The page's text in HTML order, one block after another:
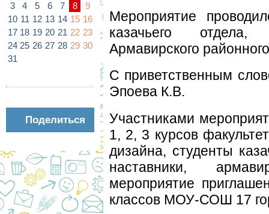
3
4 5 6 7 8
9
10 11 12 13 14 15 16
17 18 19 20 21 22 23
24 25 26 27 28 29 30
31
Поделиться
Мероприятие
казачьего отдела,
Армавирского
С приветственным
Эпоева К.В.
Участниками
1, 2, 3 курсов
дизайна, студенты
наставники,
мероприятие
классов МОУ-СОШ 17